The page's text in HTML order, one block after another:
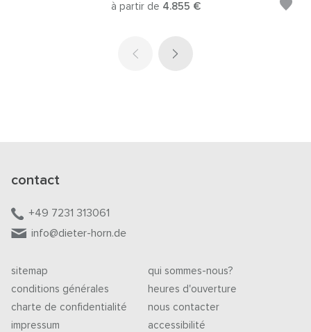
à partir de 4.855 €
contact
+49 7231 313061
info@dieter-horn.de
sitemap
conditions générales
charte de confidentialité
impressum
qui sommes-nous?
heures d'ouverture
nous contacter
accessibilité